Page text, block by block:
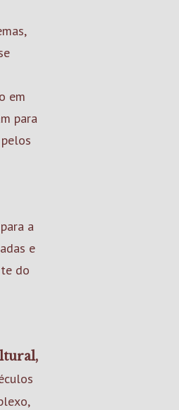
em
para
a
e
do